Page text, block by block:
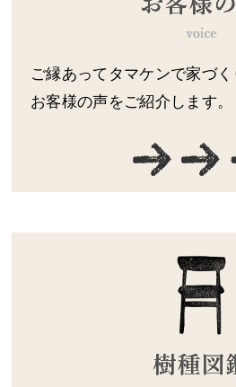
ご縁あってタマケンで家づ
お客様の声をご紹介します。